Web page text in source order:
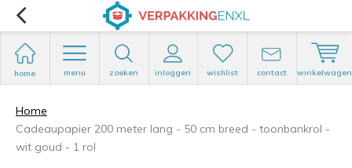
home menu zoeken inloggen wishlist contact winkelwagen
Home
Cadeaupapier 200 meter lang - 50 cm breed - toonbankrol -
wit goud - 1 rol